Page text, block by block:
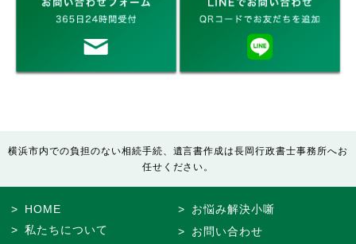
横浜市内での負担のない相続手続、遺言書作成は長岡行政書士事務所へお
任せください。
HOME
私たちについて
お悩み解決小噺
お問い合わせ